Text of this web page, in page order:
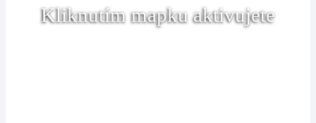
Kliknutím mapku aktivujete